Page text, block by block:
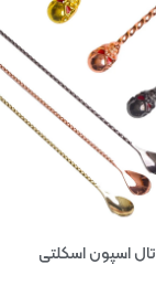
تال اسپون اسکلتی